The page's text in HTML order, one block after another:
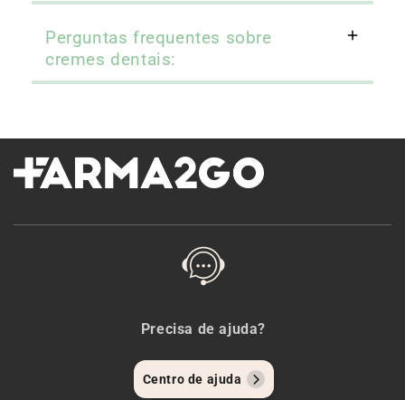
Perguntas frequentes sobre
cremes dentais:
Precisa de ajuda?
Centro de ajuda